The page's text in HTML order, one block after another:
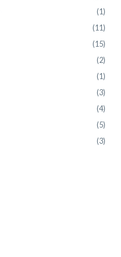
(1)
(11)
(15)
(2)
(1)
(3)
(4)
(5)
(3)